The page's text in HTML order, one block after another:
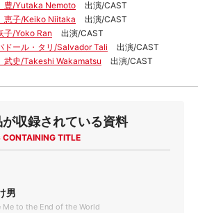
/Yutaka Nemoto
出演/CAST
子/Keiko Niitaka
出演/CAST
/Yoko Ran
出演/CAST
ドール・タリ/Salvador Tali
出演/CAST
史/Takeshi Wakamatsu
出演/CAST
が収録されている資料
CONTAINING TITLE
男
Me to the End of the World